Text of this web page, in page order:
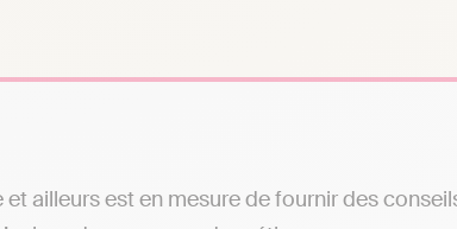
ailleurs est en mesure de fournir des